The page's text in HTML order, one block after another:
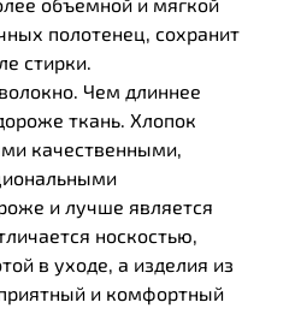
полотенец, сохранит
стирки.
Чем длиннее
ткань. Хлопок
качественными,
и лучше является
носкостью,
в уходе, а изделия из
и комфортный